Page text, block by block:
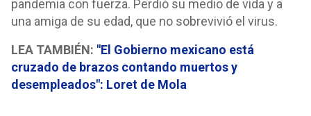
pandemia con fuerza. Perdió su medio de vida y a
una amiga de su edad, que no sobrevivió el virus.
LEA TAMBIÉN: "El Gobierno mexicano está
cruzado de brazos contando muertos y
desempleados": Loret de Mola